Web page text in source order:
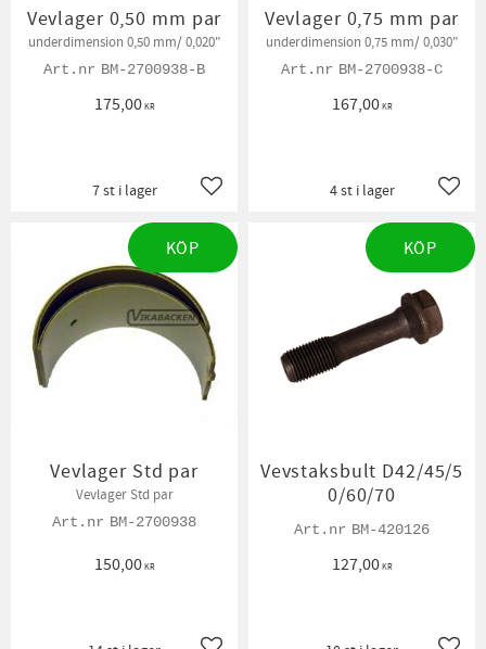
Vevlager 0,50 mm par
underdimension 0,50 mm/ 0,020"
BM-2700938-B
175,00KR
Lägg till i favoriter
7 st i lager
Vevlager 0,75 mm par
underdimension 0,75 mm/ 0,030"
BM-2700938-C
167,00KR
4 st i lager
Vevlager Std par
Vevlager Std par
BM-2700938
150,00KR
KÖP
Vevstaksbult D42/45/5
0/60/70
BM-420126
127,00KR
KÖP